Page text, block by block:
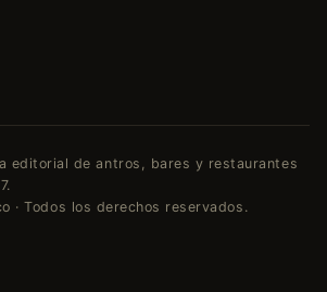
editorial de antros, bares y restaurantes
· Todos los derechos reservados.